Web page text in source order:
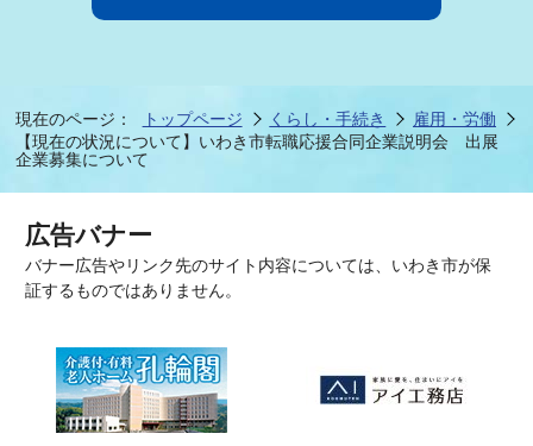
現在のページ： トップページ くらし・手続き
雇用・労働
【現在の状況について】いわき市転職応援合同企業説明会 出展
企業募集について
広告バナー
バナー広告やリンク先のサイト内容については、いわき市が保
証するものではありません。